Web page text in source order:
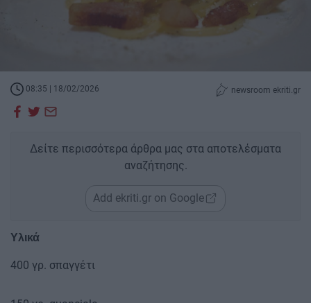
08:35 | 18/02/2026 newsroom ekriti.gr
Δείτε περισσότερα άρθρα μας στα αποτελέσματα
αναζήτησης.
Add ekriti.gr on Google
Υλικά
400 γρ. σπαγγέτι